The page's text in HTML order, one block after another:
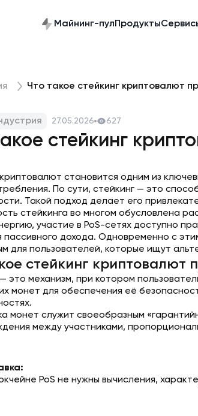
Майнинг-пулПродукты
Что такое стейкинг криптовалют
27.05.2026 627
стейкинг
становится одним из
По сути, стейкинг — это
Такой подход делает его
стейкинга во многом обусловлена
участие в PoS-сетях доступно
пассивного дохода. Одновременно с
для пользователей, которые ищут
стейкинг криптовалют
это механизм, при котором
монет для обеспечения её
монет служит своеобразным
между участниками,
PoS не нужны вычисления,